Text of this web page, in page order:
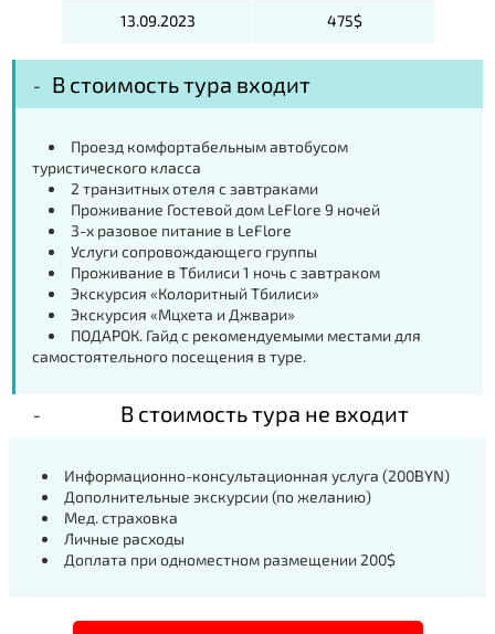
13.09.2023 475$
В стоимость тура входит
Проезд комфортабельным автобусом
туристического класса
2 транзитных отеля с завтраками
Проживание Гостевой дом LeFlore 9 ночей
3-х разовое питание в LeFlore
Услуги сопровождающего группы
Проживание в Тбилиси 1 ночь с завтраком
Экскурсия «Колоритный Тбилиси»
Экскурсия «Мцхета и Джвари»
ПОДАРОК. Гайд с рекомендуемыми местами для
самостоятельного посещения в туре.
В стоимость тура не входит
Информационно-консультационная услуга (200BYN)
Дополнительные экскурсии (по желанию)
Мед. страховка
Личные расходы
Доплата при одноместном размещении 200$